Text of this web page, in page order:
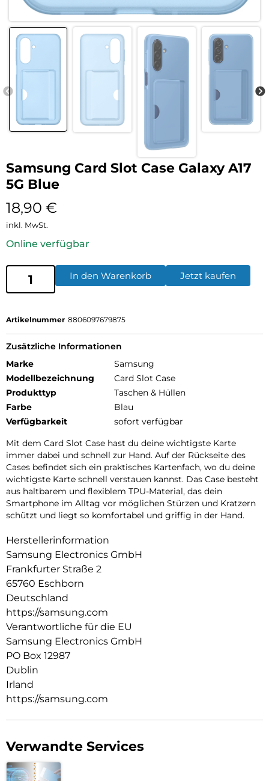
Samsung Card Slot Case Galaxy A17
5G Blue
18,90 €
inkl. MwSt.
Online verfügbar
In den Warenkorb Jetzt kaufen
Artikelnummer 8806097679875
Zusätzliche Informationen
Marke
Samsung
Modellbezeichnung
Card Slot Case
Produkttyp
Taschen & Hüllen
Farbe
Blau
Verfügbarkeit
sofort verfügbar
Mit dem Card Slot Case hast du deine wichtigste Karte
immer dabei und schnell zur Hand. Auf der Rückseite des
Cases befindet sich ein praktisches Kartenfach, wo du deine
wichtigste Karte schnell verstauen kannst. Das Case besteht
aus haltbarem und flexiblem TPU-Material, das dein
Smartphone im Alltag vor möglichen Stürzen und Kratzern
schützt und liegt so komfortabel und griffig in der Hand.
Herstellerinformation
Samsung Electronics GmbH
Frankfurter Straße 2
65760 Eschborn
Deutschland
https://samsung.com
Verantwortliche für die EU
Samsung Electronics GmbH
PO Box 12987
Dublin
Irland
https://samsung.com
Verwandte Services